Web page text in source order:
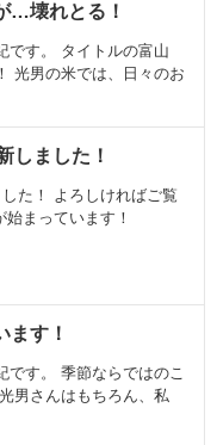
…壊れとる！
です。 タイトルの富山
光男の米では、日々のお
ました！
た！ よろしければご覧
始まっています！
ます！
です。 季節ならではのこ
男さんはもちろん、私